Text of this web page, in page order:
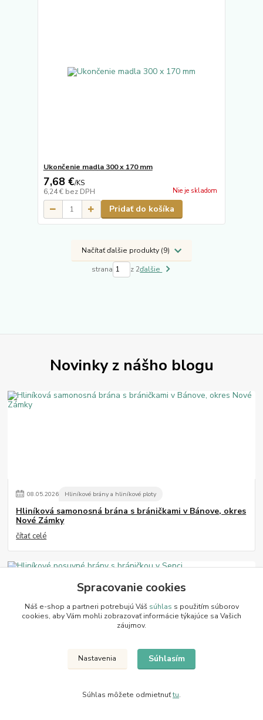
Ukončenie madla 300 x 170 mm
7,68 €/KS
6,24 € bez DPH Nie je skladom
Pridať do košíka
Načítať ďalšie produkty (9)
strana z 2ďalšie
Novinky z nášho blogu
08.05.2026 Hliníkové brány a hliníkové ploty
Hliníková samonosná brána s bráničkami v Bánove, okres
Nové Zámky
čítať celé
Hliníkové posuvné brány s bráničkou
Spracovanie cookies
Náš e-shop a partneri potrebujú Váš súhlas s použitím súborov
cookies, aby Vám mohli zobrazovať informácie týkajúce sa Vašich
záujmov.
Nastavenia Súhlasím
Súhlas môžete odmietnuťtu.